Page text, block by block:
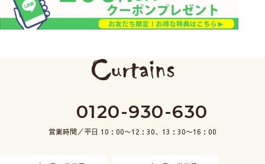
0120-930-630
営業時間／平日 10：00〜12：30、13：30〜16：00